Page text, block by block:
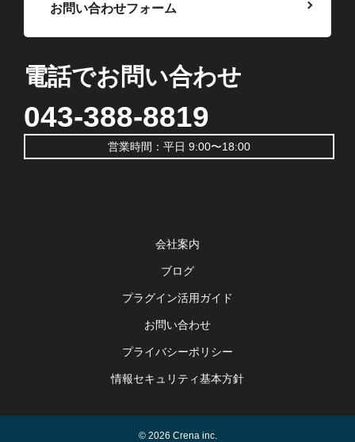
お問い合わせフォーム
電話でお問い合わせ
043-388-8819
営業時間：平日 9:00〜18:00
会社案内
ブログ
プラグイン活用ガイド
お問い合わせ
プライバシーポリシー
情報セキュリティ基本方針
© 2026 Crena inc.